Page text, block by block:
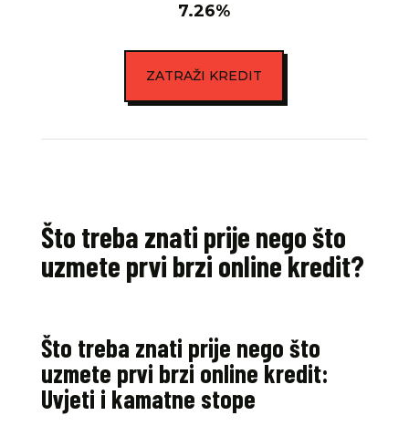
7.26%
ZATRAŽI KREDIT
Što treba znati prije nego što
uzmete prvi brzi online kredit?
Što treba znati prije nego što
uzmete prvi brzi online kredit:
Uvjeti i kamatne stope